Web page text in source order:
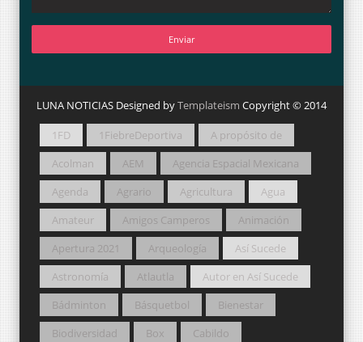
LUNA NOTICIAS Designed byTemplateism Copyright © 2014
1FD 1FiebreDeportiva
A propósito de
Acolman
AEM
Agencia Espacial Mexicana
Agenda
Agrario Agricultura
Agua
Amateur
Amigos Camperos
Animación
Apertura 2021
Arqueología
Así Sucede
Astronomía
Atlautla
Autor en Así Sucede
Bádminton
Básquetbol
Bienestar
Biodiversidad
Box
Cabildo